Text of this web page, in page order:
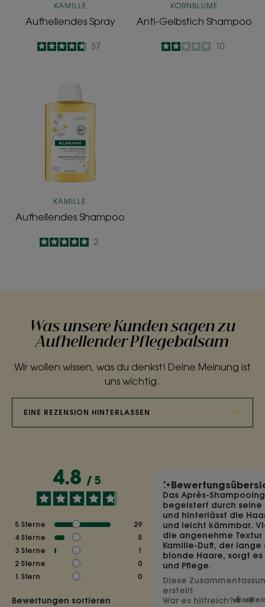
KAMILLE
Aufhellendes Spray
4.7
/
5
37
KORNBLUME
Anti-Gelbstich Shampoo
2
/5
10
KAMILLE
Aufhellendes Shampoo
5
/
5
2
Was unsere Kunden sagen zu
Aufhellender Pflegebalsam
Wir wollen wissen, was du denkst! Deine Meinung ist
uns wichtig.
EINE REZENSION HINTERLASSEN
4.8 / 5
5 Sterne
29
4 Sterne
5
3 Sterne
1
2 Sterne
0
1 Stern 0
Bewertungen sortieren
Das Après-
begeistert durch seine
und hinterlässt die
und leicht kämmbar.
die angenehme
Kamille-Duft, der
blonde Haare, sorgt
und Pflege.
Diese
erstellt
War es hilfreich? Ja